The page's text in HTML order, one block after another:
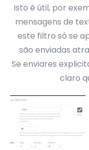
Isto é útil, por
mensagens de
este filtro só se
são enviadas
Se enviares
claro